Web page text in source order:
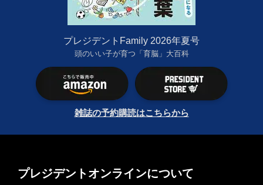
プレジデントFamily 2026年夏号
頭のいい子が育つ「育脳」大百科
雑誌の予約購読はこちらから
プレジデントオンラインについて